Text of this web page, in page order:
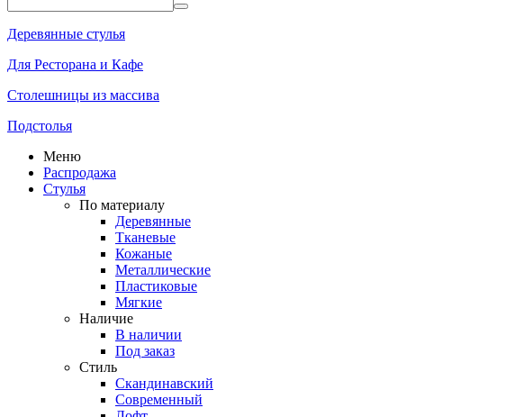
Деревянные стулья
Для Ресторана и Кафе
Столешницы из массива
Подстолья
Меню
Распродажа
Стулья
По материалу
Деревянные
Тканевые
Кожаные
Металлические
Пластиковые
Мягкие
Наличие
В наличии
Под заказ
Стиль
Скандинавский
Современный